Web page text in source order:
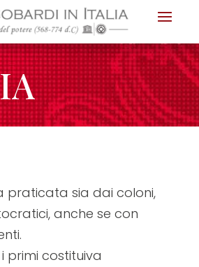
praticata sia dai coloni,
anche se con
primi costituiva